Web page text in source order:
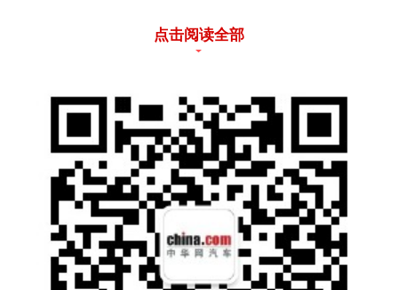
的越野文化与技术逻辑，恰恰是纵横品牌自诞
越野的传统路径，而是以中国汽车工业的新能
源技术优势为根基，构建了一套兼顾极限探索
与日常出行、极致性能与安全守护的全新越野
价值体系。
点击阅读全部